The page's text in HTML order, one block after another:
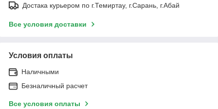
Достака курьером по г.Темиртау, г.Сарань, г.Абай
Все условия доставки
Условия оплаты
Наличными
Безналичный расчет
Все условия оплаты